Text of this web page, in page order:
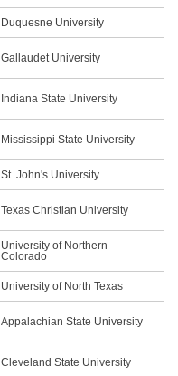
Duquesne University
Gallaudet University
Indiana State University
Mississippi State University
St. John's University
Texas Christian University
University of Northern
Colorado
University of North Texas
Appalachian State University
Cleveland State University